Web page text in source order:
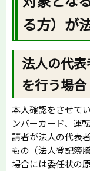
る方）が
法人の代
を行う場合
本人確認をさせて
ンバーカード、運
請者が法人の代表
もの（法人登記簿
場合には委任状の